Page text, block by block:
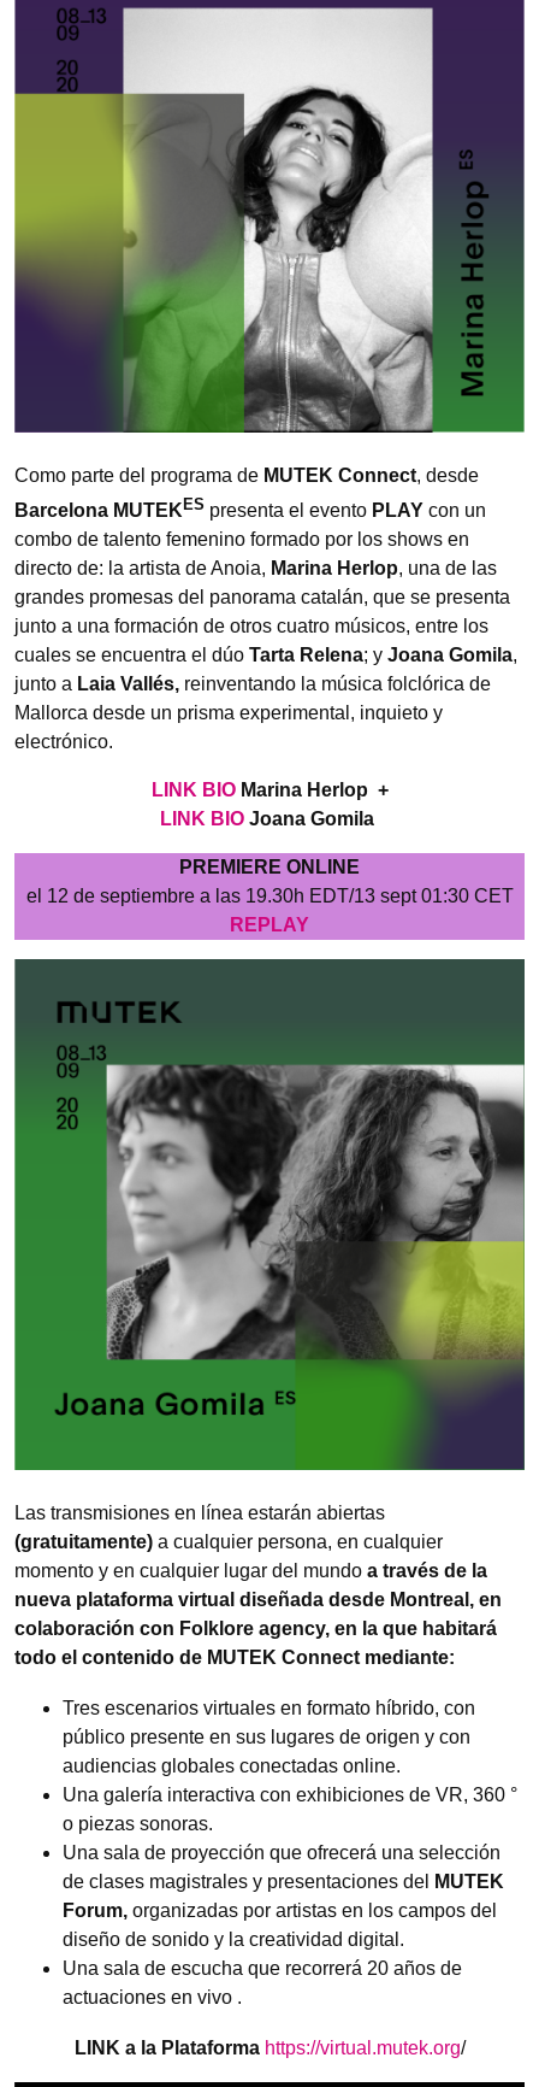
Como parte del programa de MUTEK Connect, desde
Barcelona MUTEK ES presenta el evento PLAY con un
combo de talento femenino formado por los shows en
directo de: la artista de Anoia, Marina Herlop, una de las
grandes promesas del panorama catalán, que se presenta
junto a una formación de otros cuatro músicos, entre los
cuales se encuentra el dúo Tarta Relena; y Joana Gomila,
junto a Laia Vallés, reinventando la música folclórica de
Mallorca desde un prisma experimental, inquieto y
electrónico.
LINK BIO Marina Herlop +
LINK BIO Joana Gomila
PREMIERE ONLINE
el 12 de septiembre a las 19.30h EDT/13 sept 01:30 CET
REPLAY
Las transmisiones en línea estarán abiertas
(gratuitamente) a cualquier persona, en cualquier
momento y en cualquier lugar del mundo a través de la
nueva plataforma virtual diseñada desde Montreal, en
colaboración con Folklore agency, en la que habitará
todo el contenido de MUTEK Connect mediante:
Tres escenarios virtuales en formato híbrido, con
público presente en sus lugares de origen y con
audiencias globales conectadas online.
Una galería interactiva con exhibiciones de VR, 360 °
o piezas sonoras.
Una sala de proyección que ofrecerá una selección
de clases magistrales y presentaciones del
MUTEK
Forum, organizadas por artistas en los campos del
diseño de sonido y la creatividad digital.
Una sala de escucha que recorrerá 20 años de
actuaciones en vivo .
LINK a la Plataforma https://virtual.mutek.org/